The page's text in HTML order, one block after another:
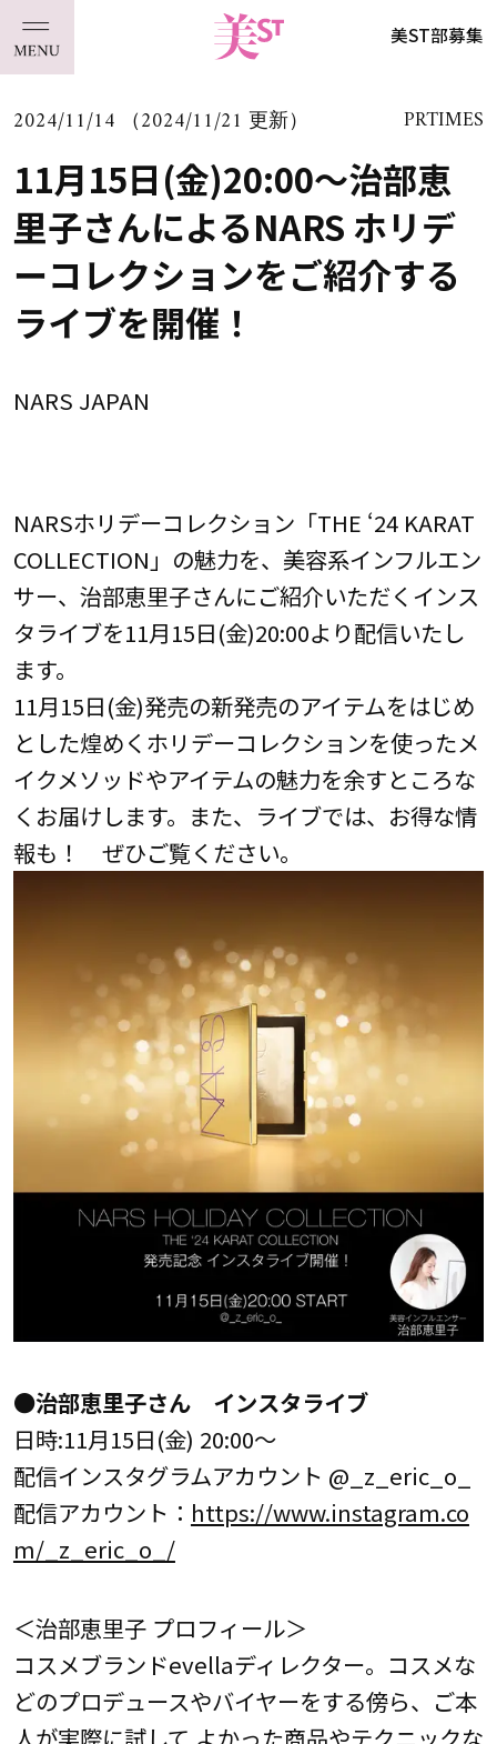
美ST部募集
2024/11/14 （2024/11/21 更新） PRTIMES
11月15日(金)20:00～治部恵
里子さんによるNARS ホリデ
ーコレクションをご紹介する
ライブを開催！
NARS JAPAN
NARSホリデーコレクション「THE ‘24 KARAT
COLLECTION」の魅力を、美容系インフルエン
サー、治部恵里子さんにご紹介いただくインス
タライブを11月15日(金)20:00より配信いたし
ます。
11月15日(金)発売の新発売のアイテムをはじめ
とした煌めくホリデーコレクションを使ったメ
イクメソッドやアイテムの魅力を余すところな
くお届けします。また、ライブでは、お得な情
報も！ ぜひご覧ください。
●治部恵里子さん インスタライブ
日時:11月15日(金) 20:00～
配信インスタグラムアカウント @_z_eric_o_
配信アカウント： https://www.instagram.co
m/_z_eric_o_/
＜治部恵里子 プロフィール＞
コスメブランドevellaディレクター。コスメな
どのプロデュースやバイヤーをする傍ら、ご本